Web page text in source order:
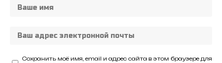
Сохранить моё имя, email и адрес сайта в этом браузере для